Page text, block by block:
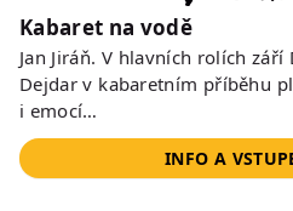
Kabaret na vodě
Jan Jiráň. V hlavních rolích
Dejdar v kabaretním příběhu
i emocí…
INFO A